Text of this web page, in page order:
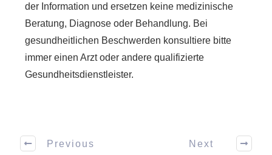
der Information und ersetzen keine medizinische
Beratung, Diagnose oder Behandlung. Bei
gesundheitlichen Beschwerden konsultiere bitte
immer einen Arzt oder andere qualifizierte
Gesundheitsdienstleister.
Previous Next